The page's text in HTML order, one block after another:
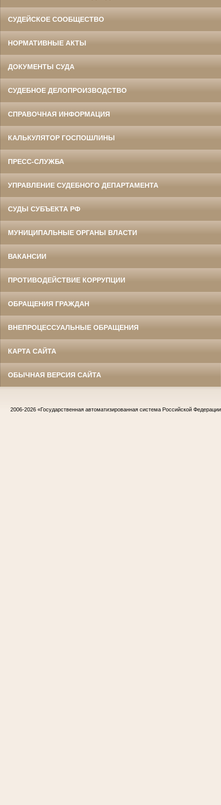
СУДЕЙСКОЕ СООБЩЕСТВО
НОРМАТИВНЫЕ АКТЫ
ДОКУМЕНТЫ СУДА
СУДЕБНОЕ ДЕЛОПРОИЗВОДСТВО
СПРАВОЧНАЯ ИНФОРМАЦИЯ
КАЛЬКУЛЯТОР ГОСПОШЛИНЫ
ПРЕСС-СЛУЖБА
УПРАВЛЕНИЕ СУДЕБНОГО ДЕПАРТАМЕНТА
СУДЫ СУБЪЕКТА РФ
МУНИЦИПАЛЬНЫЕ ОРГАНЫ ВЛАСТИ
ВАКАНСИИ
ПРОТИВОДЕЙСТВИЕ КОРРУПЦИИ
ОБРАЩЕНИЯ ГРАЖДАН
ВНЕПРОЦЕССУАЛЬНЫЕ ОБРАЩЕНИЯ
КАРТА САЙТА
ОБЫЧНАЯ ВЕРСИЯ САЙТА
2006-2026 «Государственная автоматизированная система Российской